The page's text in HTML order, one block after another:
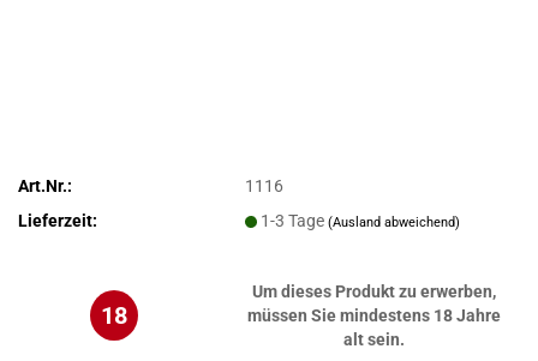
Art.Nr.:
1116
Lieferzeit:
1-3 Tage(Ausland abweichend)
18
Um dieses Produkt zu erwerben,
müssen Sie mindestens 18 Jahre
alt sein.